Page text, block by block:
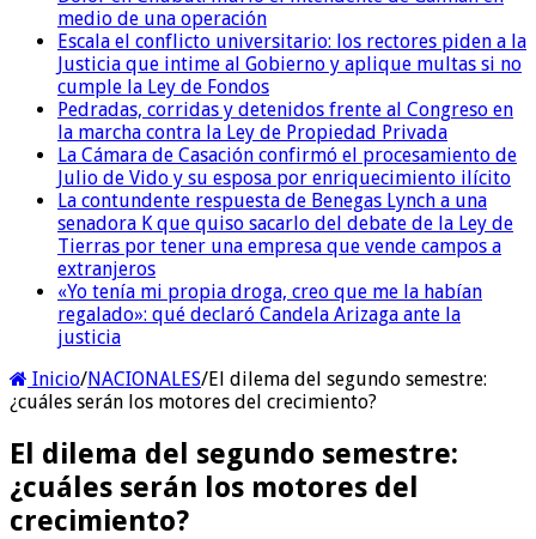
medio de una operación
Escala el conflicto universitario: los rectores piden a la
Justicia que intime al Gobierno y aplique multas si no
cumple la Ley de Fondos
Pedradas, corridas y detenidos frente al Congreso en
la marcha contra la Ley de Propiedad Privada
La Cámara de Casación confirmó el procesamiento de
Julio de Vido y su esposa por enriquecimiento ilícito
La contundente respuesta de Benegas Lynch a una
senadora K que quiso sacarlo del debate de la Ley de
Tierras por tener una empresa que vende campos a
extranjeros
«Yo tenía mi propia droga, creo que me la habían
regalado»: qué declaró Candela Arizaga ante la
justicia
Inicio/NACIONALES/El dilema del segundo semestre:
¿cuáles serán los motores del crecimiento?
El dilema del segundo semestre:
¿cuáles serán los motores del
crecimiento?